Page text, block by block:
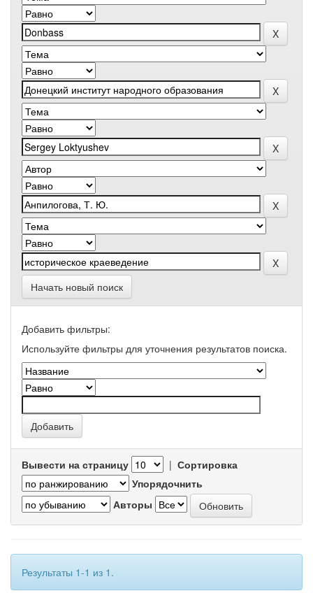
Начать новый поиск
Добавить фильтры:
Используйте фильтры для уточнения результатов поиска.
Вывести на страницу | Сортировка
Упорядочнить
Авторы
Результаты 1-1 из 1.